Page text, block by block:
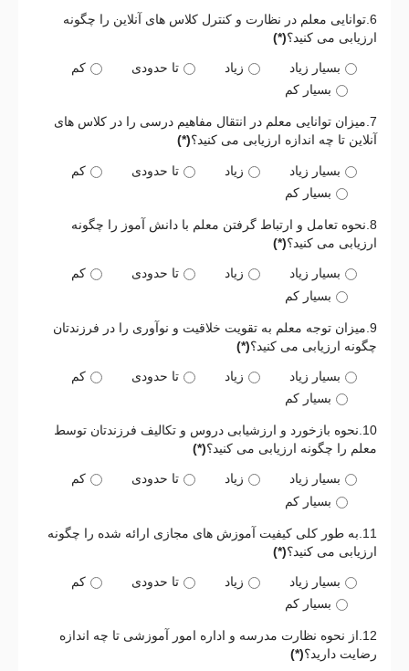
6.توانایی معلم در نظارت و کنترل کلاس های آنلاین را چگونه
ارزیابی می کنید؟(*)
بسیار زیاد زیاد تا حدودی
کم
بسیار کم
7.میزان توانایی معلم در انتقال مفاهیم درسی را در کلاس های
آنلاین تا چه اندازه ارزیابی می کنید؟(*)
بسیار زیاد زیاد تا حدودی
کم
بسیار کم
8.نحوه تعامل و ارتباط گرفتن معلم با دانش آموز را چگونه
ارزیابی می کنید؟(*)
بسیار زیاد زیاد تا حدودی
کم
بسیار کم
9.میزان توجه معلم به تقویت خلاقیت و نوآوری را در فرزندتان
چگونه ارزیابی می کنید؟(*)
بسیار زیاد زیاد تا حدودی
کم
بسیار کم
10.نحوه بازخورد و ارزشیابی دروس و تکالیف فرزندتان توسط
معلم را چگونه ارزیابی می کنید؟(*)
بسیار زیاد زیاد تا حدودی
کم
بسیار کم
11.به طور کلی کیفیت آموزش های مجازی ارائه شده را چگونه
ارزیابی می کنید؟(*)
بسیار زیاد زیاد تا حدودی
کم
بسیار کم
12.از نحوه نظارت مدرسه و اداره امور آموزشی تا چه اندازه
رضایت دارید؟(*)